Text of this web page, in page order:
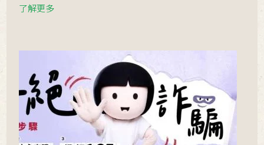
2022 / 01 / 17
歡活動取消辦理公告】
2021 / 07 / 27
【愛心助學特賣｜有力人士 · 接力出
力】
2021 / 07 / 26
【獎助學金助學希望工程】
2021 / 07 / 09 疫情下愛心匯集 百箱芒果贈家扶
了解更多